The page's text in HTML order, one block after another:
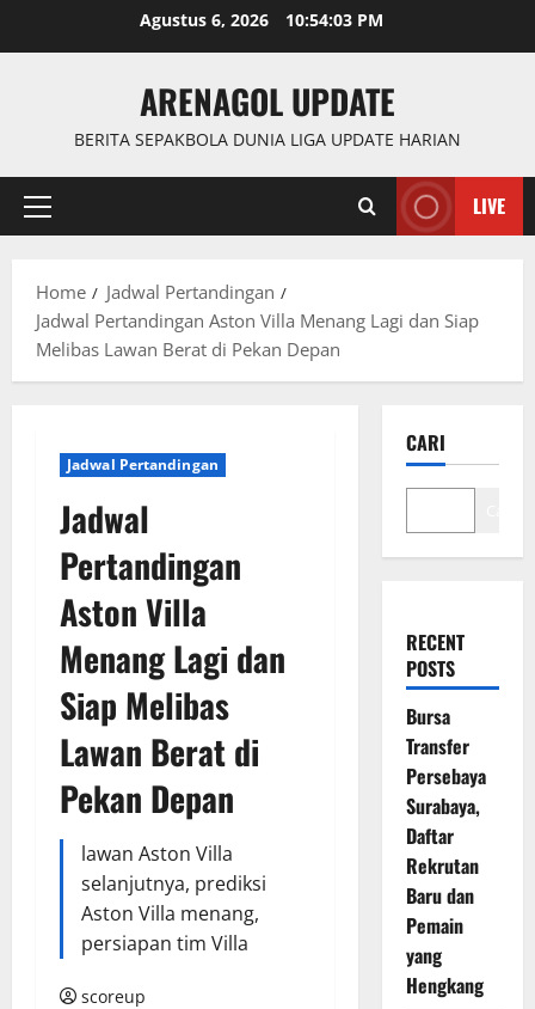
Agustus 6, 2026 10:54:03 PM
ARENAGOL UPDATE
BERITA SEPAKBOLA DUNIA LIGA UPDATE HARIAN
Primary
LIVE
Home
Jadwal Pertandingan
Jadwal Pertandingan Aston Villa Menang Lagi dan Siap
Melibas Lawan Berat di Pekan Depan
Jadwal Pertandingan
Jadwal
Pertandingan
Aston Villa
Menang Lagi dan
Siap Melibas
Lawan Berat di
Pekan Depan
lawan Aston Villa
selanjutnya, prediksi
Aston Villa menang,
persiapan tim Villa
scoreup
CARI
RECENT
POSTS
Bursa
Transfer
Persebaya
Surabaya,
Daftar
Rekrutan
Baru dan
Pemain
yang
Hengkang